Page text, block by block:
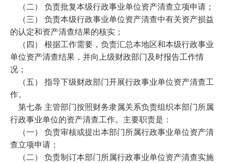
（二） 负责批复本级行政事业单位资产清查立项申请；
（三） 负责本级行政事业单位资产清查中有关资产损益
的认定和资产清查结果的核实；
（四） 根据工作需要，负责汇总本地区和本级行政事业
单位资产清查结果，并向上级财政部门及时报告工作情
况；
（五） 指导下级财政部门开展行政事业单位资产清查工
作。
第七条 主管部门按照财务隶属关系负责组织本部门所属
行政事业单位的资产清查工作。主要职责是：
（一） 负责审核或提出本部门所属行政事业单位资产清
查立项申请；
（二） 负责制订本部门所属行政事业单位资产清查实施